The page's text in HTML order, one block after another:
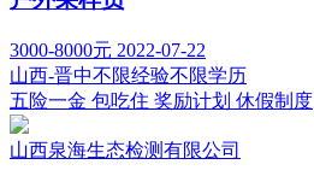
3000-8000元 2022-07-22
山西-晋中不限经验不限学历
五险一金 包吃住 奖励计划 休假制度
山西泉海生态检测有限公司